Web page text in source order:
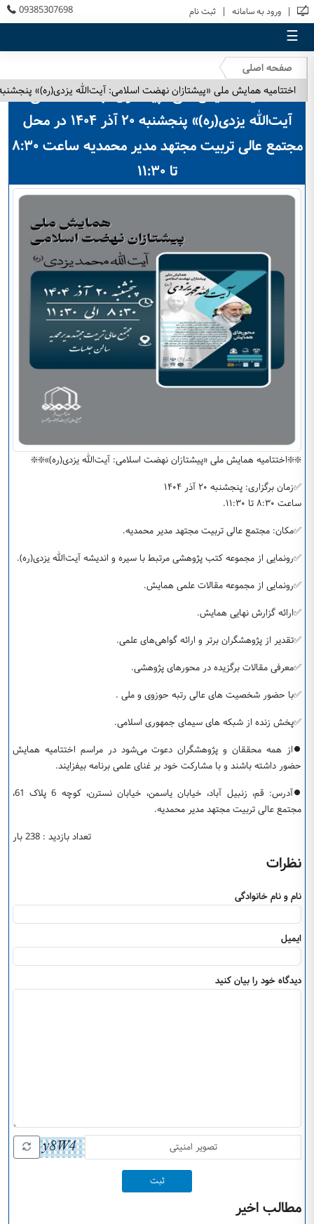
| ورود به سامانه | ثبت نام 09385307698
☰
صفحه اصلی
اختتامیه همایش ملی «پیشتازان نهضت اسلامی: آیت‌الله یزدی(ره)» پنجشنبه ۲۰ آذر ۱۴۰۴ در محل مجتمع عالی تربیت مجتهد مدیر محمدیه ساعت ۸:۳۰ تا
اختتامیه همایش ملی «پیشتازان نهضت اسلامی:
آیت‌الله یزدی(ره)» پنجشنبه ۲۰ آذر ۱۴۰۴ در محل
مجتمع عالی تربیت مجتهد مدیر محمدیه ساعت ۸:۳۰
تا ۱۱:۳۰
❇️❇️اختتامیه همایش ملی «پیشتازان نهضت اسلامی: آیت‌الله یزدی(ره)»❇️❇️
✅زمان برگزاری: پنجشنبه ۲۰ آذر ۱۴۰۴
ساعت ۸:۳۰ تا ۱۱:۳۰.
✅مکان: مجتمع عالی تربیت مجتهد مدیر محمدیه.
✅رونمایی از مجموعه کتب پژوهشی مرتبط با سیره و اندیشه آیت‌الله یزدی(ره).
✅رونمایی از مجموعه مقالات علمی همایش.
✅ارائه گزارش نهایی همایش.
✅تقدیر از پژوهشگران برتر و ارائه گواهی‌های علمی.
✅معرفی مقالات برگزیده در محورهای پژوهشی.
✅با حضور شخصیت های عالی رتبه حوزوی و ملی .
✅پخش زنده از شبکه های سیمای جمهوری اسلامی.
⏺️از همه محققان و پژوهشگران دعوت می‌شود در مراسم اختتامیه همایش
حضور داشته باشند و با مشارکت خود بر غنای علمی برنامه بیفزایند.
⏺️آدرس: قم، زنبیل آباد، خیابان یاسمن، خیابان نسترن، کوچه 6 پلاک 61،
مجتمع عالی تربیت مجتهد مدیر محمدیه.
تعداد بازدید : 238 بار
نظرات
نام و نام خانوادگی
ایمیل
دیدگاه خود را بیان کنید
ثبت
مطالب اخیر